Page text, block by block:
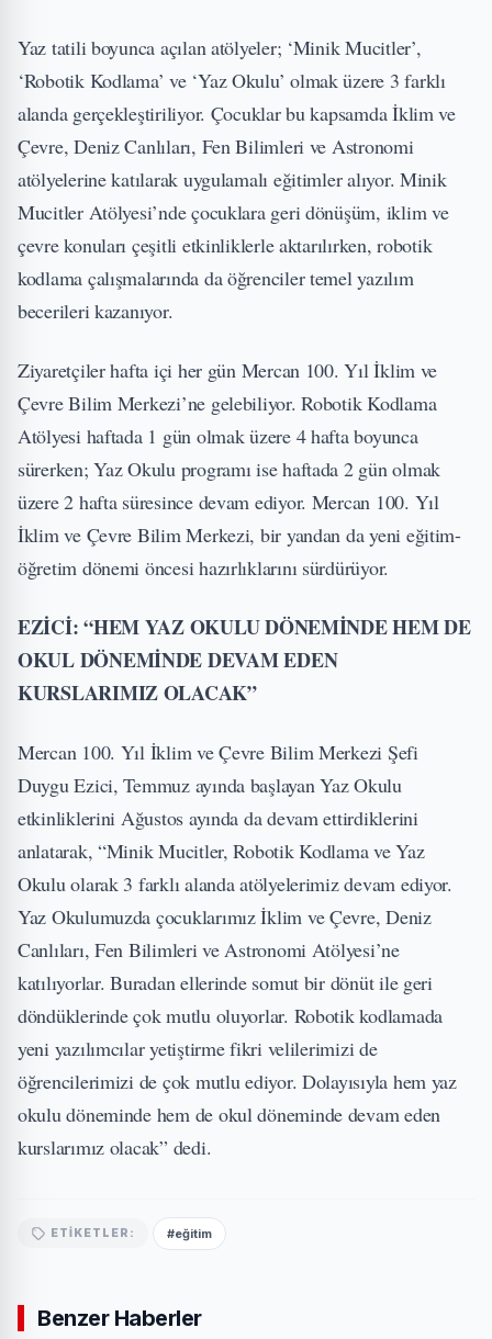
Yaz tatili boyunca açılan atölyeler; ‘Minik Mucitler’,
‘Robotik Kodlama’ ve ‘Yaz Okulu’ olmak üzere 3 farklı
alanda gerçekleştiriliyor. Çocuklar bu kapsamda İklim ve
Çevre, Deniz Canlıları, Fen Bilimleri ve Astronomi
atölyelerine katılarak uygulamalı eğitimler alıyor. Minik
Mucitler Atölyesi’nde çocuklara geri dönüşüm, iklim ve
çevre konuları çeşitli etkinliklerle aktarılırken, robotik
kodlama çalışmalarında da öğrenciler temel yazılım
becerileri kazanıyor.
Ziyaretçiler hafta içi her gün Mercan 100. Yıl İklim ve
Çevre Bilim Merkezi’ne gelebiliyor. Robotik Kodlama
Atölyesi haftada 1 gün olmak üzere 4 hafta boyunca
sürerken; Yaz Okulu programı ise haftada 2 gün olmak
üzere 2 hafta süresince devam ediyor. Mercan 100. Yıl
İklim ve Çevre Bilim Merkezi, bir yandan da yeni eğitim-
öğretim dönemi öncesi hazırlıklarını sürdürüyor.
EZİCİ: “HEM YAZ OKULU DÖNEMİNDE HEM DE
OKUL DÖNEMİNDE DEVAM EDEN
KURSLARIMIZ OLACAK”
Mercan 100. Yıl İklim ve Çevre Bilim Merkezi Şefi
Duygu Ezici, Temmuz ayında başlayan Yaz Okulu
etkinliklerini Ağustos ayında da devam ettirdiklerini
anlatarak, “Minik Mucitler, Robotik Kodlama ve Yaz
Okulu olarak 3 farklı alanda atölyelerimiz devam ediyor.
Yaz Okulumuzda çocuklarımız İklim ve Çevre, Deniz
Canlıları, Fen Bilimleri ve Astronomi Atölyesi’ne
katılıyorlar. Buradan ellerinde somut bir dönüt ile geri
döndüklerinde çok mutlu oluyorlar. Robotik kodlamada
yeni yazılımcılar yetiştirme fikri velilerimizi de
öğrencilerimizi de çok mutlu ediyor. Dolayısıyla hem yaz
okulu döneminde hem de okul döneminde devam eden
kurslarımız olacak” dedi.
ETIKETLER: #eğitim
Benzer Haberler